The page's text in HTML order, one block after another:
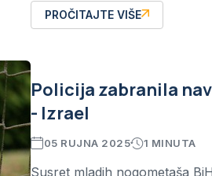
PROČITAJTE VIŠE
Policija zabranila
- Izrael
05 RUJNA 2025 1 MINUTA
Susret mladih nogometaša